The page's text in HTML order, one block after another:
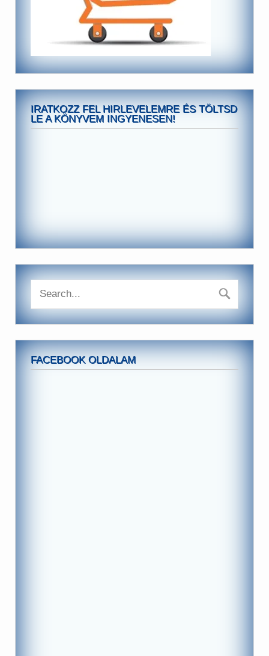
IRATKOZZ FEL HIRLEVELEMRE ÉS TÖLTSD
LE A KÖNYVEM INGYENESEN!
FACEBOOK OLDALAM